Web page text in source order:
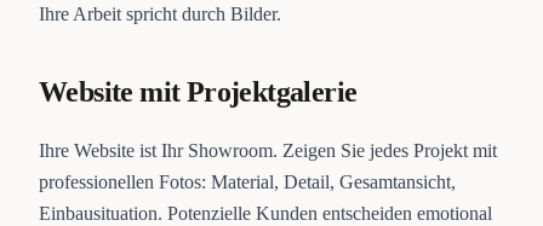
Ihre Arbeit spricht durch Bilder.
Website mit Projektgalerie
Ihre Website ist Ihr Showroom. Zeigen Sie jedes Projekt mit
professionellen Fotos: Material, Detail, Gesamtansicht,
Einbausituation. Potenzielle Kunden entscheiden emotional